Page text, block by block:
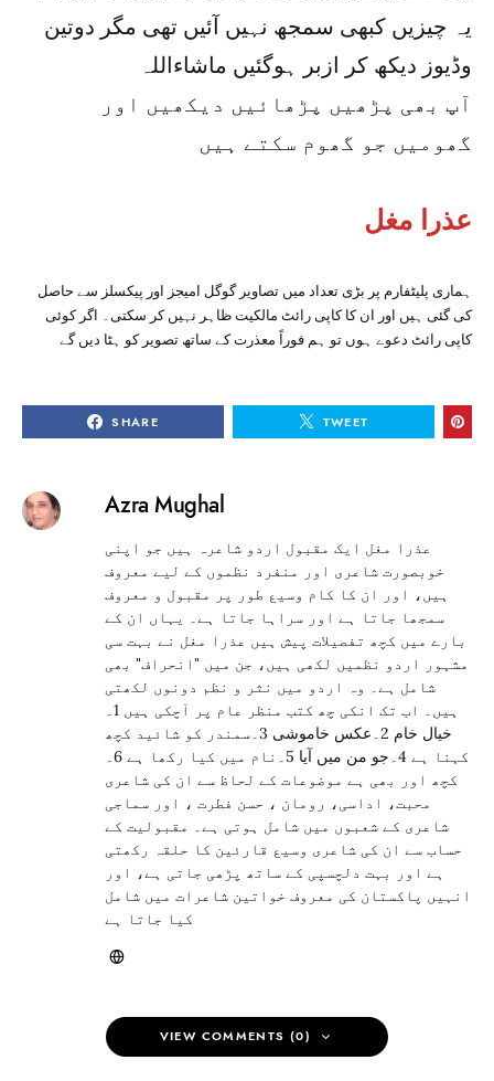
یہ چیزیں کبھی سمجھ نہیں آئیں تھی مگر دوتین
وڈیوز دیکھ کر ازبر ہوگئیں ماشاءاللہ
آپ بھی پڑھیں پڑھائیں دیکھیں اور
گھومیں جو گھوم سکتے ہیں
عذرا مغل
ہماری پلیٹفارم پر بڑی تعداد میں تصاویر گوگل امیجز اور پیکسلز سے حاصل
کی گئی ہیں اور ان کا کاپی رائٹ مالکیت ظاہر نہیں کر سکتی۔ اگر کوئی
کاپی رائٹ دعوے ہوں تو ہم فوراً معذرت کے ساتھ تصویر کو ہٹا دیں گے
SHARE TWEET
Azra Mughal
عذرا مغل ایک مقبول اردو شاعرہ ہیں جو اپنی
خوبصورت شاعری اور منفرد نظموں کے لیے معروف
ہیں، اور ان کا کام وسیع طور پر مقبول و معروف
سمجھا جاتا ہے اور سراہا جاتا ہے۔ یہاں ان کے
بارے میں کچھ تفصیلات پیش ہیں عذرا مغل نے بہت سی
مشہور اردو نظمیں لکھی ہیں، جن میں "انحراف" بھی
شامل ہے۔ وہ اردو میں نثر و نظم دونوں لکھتی
ہیں۔ اب تک انکی چھ کتب منظر عام پر آچکی ہیں 1۔
خیال خام 2۔عکس خاموشی 3۔سمندر کو شائید کچھ
کہنا ہے 4۔جو من میں آیا 5۔نام میں کیا رکھا ہے 6۔
کچھ اور بھی ہے موضوعات کے لحاظ سے ان کی شاعری
محبت، اداسی، رومان ، حسن فطرت ، اور سماجی
شاعری کے شعبوں میں شامل ہوتی ہے۔ مقبولیت کے
حساب سے ان کی شاعری وسیع قارئین کا حلقہ رکھتی
ہے اور بہت دلچسپی کے ساتھ پڑھی جاتی ہے، اور
انہیں پاکستان کی معروف خواتین شاعرات میں شامل
کیا جاتا ہے
VIEW COMMENTS (0)